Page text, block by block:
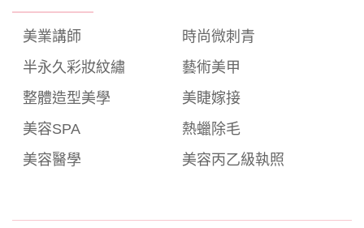
美業講師
時尚微刺青
半永久彩妝紋繡
藝術美甲
整體造型美學
美睫嫁接
美容SPA
熱蠟除毛
美容醫學
美容丙乙級執照